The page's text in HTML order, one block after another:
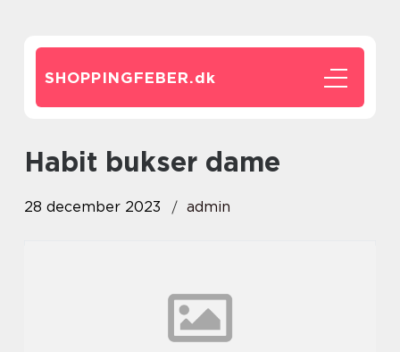
SHOPPINGFEBER.dk
habit bukser dame
28 december 2023 admin